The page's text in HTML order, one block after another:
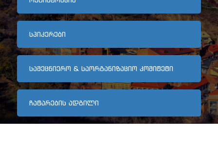
კონტაქტი
ᲡᲞᲘᲙᲔᲠᲔᲑᲘ
ᲡᲐᲛᲔᲪᲜᲘᲔᲠᲝ & ᲡᲐᲝᲠᲒᲐᲜᲘᲖᲐᲪᲘᲝ ᲙᲝᲛᲘᲢᲔᲢᲘ
ᲩᲐᲢᲐᲠᲔᲑᲘᲡ ᲐᲓᲒᲘᲚᲘ